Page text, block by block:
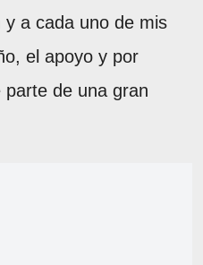
a cada uno de mis
el apoyo y por
parte de una gran